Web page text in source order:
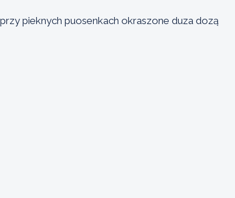
pieknych puosenkach okraszone duza dozą